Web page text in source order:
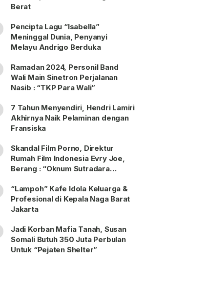
Berat
Pencipta Lagu “Isabella”
Meninggal Dunia, Penyanyi
Melayu Andrigo Berduka
Ramadan 2024, Personil Band
Wali Main Sinetron Perjalanan
Nasib : “TKP Para Wali”
7 Tahun Menyendiri, Hendri Lamiri
Akhirnya Naik Pelaminan dengan
Fransiska
Skandal Film Porno, Direktur
Rumah Film Indonesia Evry Joe,
Berang : “Oknum Sutradara
“Lampoh” Kafe Idola Keluarga &
Profesional di Kepala Naga Barat
Jakarta
Jadi Korban Mafia Tanah, Susan
Somali Butuh 350 Juta Perbulan
Untuk “Pejaten Shelter”